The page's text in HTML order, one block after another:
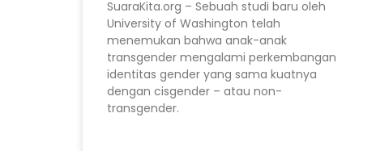
SuaraKita.org – Sebuah studi baru oleh
University of Washington telah
menemukan bahwa anak-anak
transgender mengalami perkembangan
identitas gender yang sama kuatnya
dengan cisgender – atau non-
transgender.